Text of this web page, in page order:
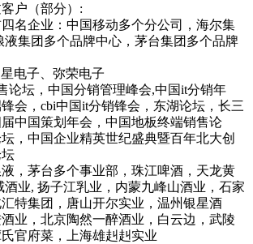
户（部分）:
名企业：中国移动多个分公司，海尔集
液集团多个品牌中心，茅台集团多个品牌
电子、弥荣电子
论坛，中国分销管理峰会,中国it分销年
会，cbi中国it分销锋会，东湖论坛，长三
中国策划年会，中国地板终端销售论
，中国企业精英世纪盛典暨百年北大创
，茅台多个事业部，珠江啤酒，天龙黄
酒业, 扬子江乳业，内蒙九峰山酒业，石家
特集团，唐山开尔实业，温州银星酒
业，北京陶然一醉酒业，白云边，武陵
官府菜，上海雄赳赳实业